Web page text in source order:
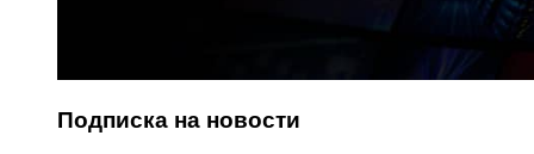
Подписка на новости